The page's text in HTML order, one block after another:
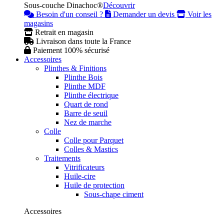
Sous-couche Dinachoc®Découvrir
Besoin d'un conseil ?
Demander un devis
Voir les
magasins
Retrait en magasin
Livraison dans toute la France
Paiement 100% sécurisé
Accessoires
Plinthes & Finitions
Plinthe Bois
Plinthe MDF
Plinthe électrique
Quart de rond
Barre de seuil
Nez de marche
Colle
Colle pour Parquet
Colles & Mastics
Traitements
Vitrificateurs
Huile-cire
Huile de protection
Sous-chape ciment
Accessoires